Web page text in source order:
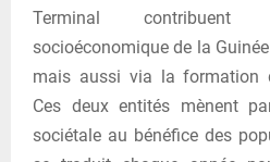
Terminal contribuent
socioéconomique de la
mais aussi via la formation
Ces deux entités mènent
sociétale au bénéfice des